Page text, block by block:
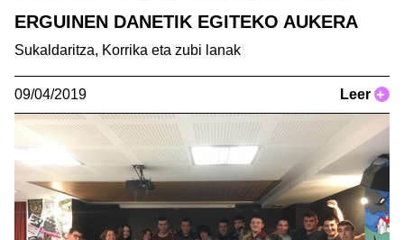
ERGUINEN DANETIK EGITEKO AUKERA
Sukaldaritza, Korrika eta zubi lanak
09/04/2019 Leer +